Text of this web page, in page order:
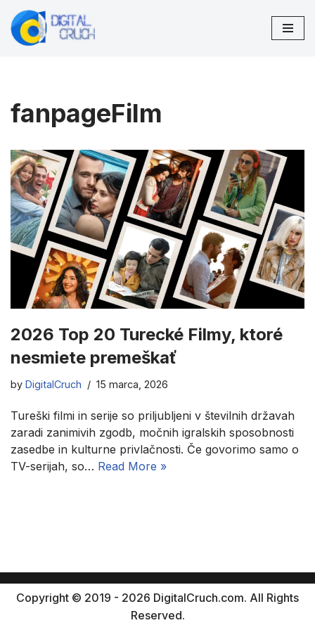
Preskočiť
fanpageFilm
2026 Top 20 Turecké Filmy, ktoré
nesmiete premeškať
by DigitalCruch 15 marca, 2026
Tureški filmi in serije so priljubljeni v številnih državah
zaradi zanimivih zgodb, močnih igralskih sposobnosti
zasedbe in kulturne privlačnosti. Če govorimo samo o
TV-serijah, so… Read More »
Copyright © 2019 - 2026 DigitalCruch.com. All Rights
Reserved.